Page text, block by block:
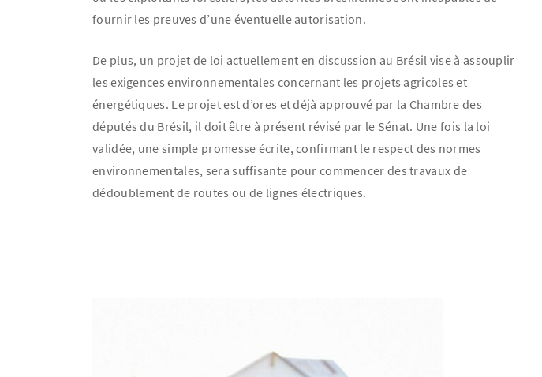
fournir les preuves d’une éventuelle autorisation.
De plus, un projet de loi actuellement en discussion au Brésil vise à assouplir
les exigences environnementales concernant les projets agricoles et
énergétiques. Le projet est d’ores et déjà approuvé par la Chambre des
députés du Brésil, il doit être à présent révisé par le Sénat. Une fois la loi
validée, une simple promesse écrite, confirmant le respect des normes
environnementales, sera suffisante pour commencer des travaux de
dédoublement de routes ou de lignes électriques.